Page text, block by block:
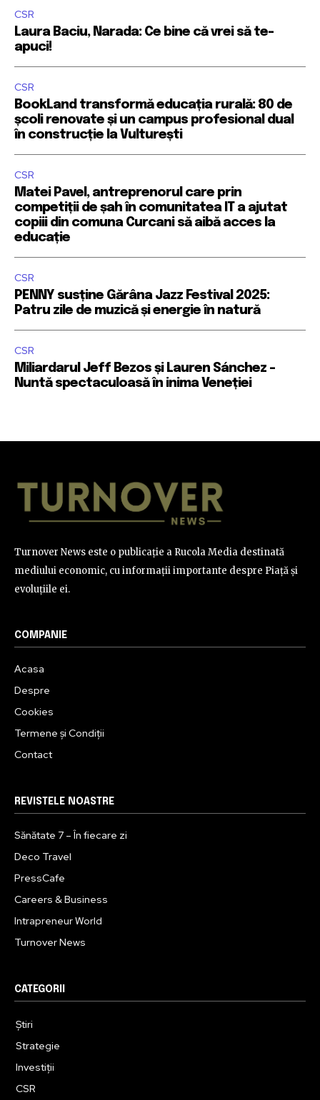
CSR
Laura Baciu, Narada: Ce bine că vrei să te-
apuci!
CSR
BookLand transformă educația rurală: 80 de
școli renovate și un campus profesional dual
în construcție la Vulturești
CSR
Matei Pavel, antreprenorul care prin
competiții de șah în comunitatea IT a ajutat
copiii din comuna Curcani să aibă acces la
educație
CSR
PENNY susține Gărâna Jazz Festival 2025:
Patru zile de muzică și energie în natură
CSR
Miliardarul Jeff Bezos și Lauren Sánchez –
Nuntă spectaculoasă în inima Veneției
Turnover News este o publicație a Rucola Media destinată
mediului economic, cu informații importante despre Piață și
evoluțiile ei.
COMPANIE
Acasa
Despre
Cookies
Termene și Condiții
Contact
REVISTELE NOASTRE
Sănătate 7 – În fiecare zi
Deco Travel
PressCafe
Careers & Business
Intrapreneur World
Turnover News
CATEGORII
Știri
Strategie
Investiții
CSR